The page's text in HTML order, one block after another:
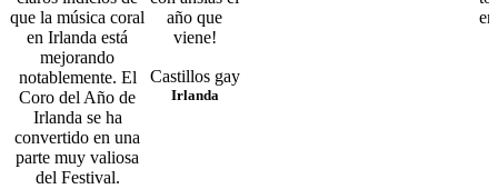
que la música coral
en Irlanda está
mejorando
notablemente. El
Coro del Año de
Irlanda se ha
convertido en una
parte muy valiosa
del Festival.
año que
viene!
Castillos gay
Irlanda